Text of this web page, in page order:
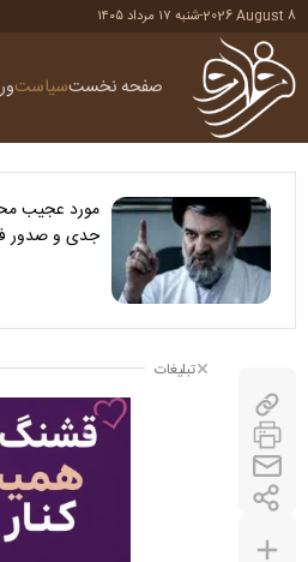
2026 August 8
-شنبه ۱۷ مرداد ۱۴۰۵
صفحه نخستسیاست
مورد عجیب
جدی و صدور
تبلیغات